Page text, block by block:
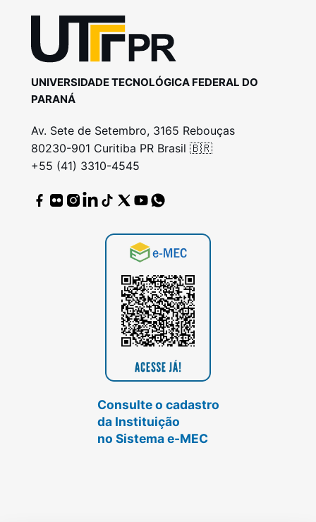
UNIVERSIDADE TECNOLÓGICA FEDERAL DO
PARANÁ
Av. Sete de Setembro, 3165 Rebouças
80230-901 Curitiba PR Brasil 🇧🇷
+55 (41) 3310-4545
Consulte o cadastro
da Instituição
no Sistema e-MEC